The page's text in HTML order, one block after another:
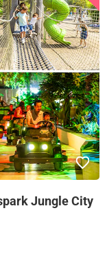
Jungle City